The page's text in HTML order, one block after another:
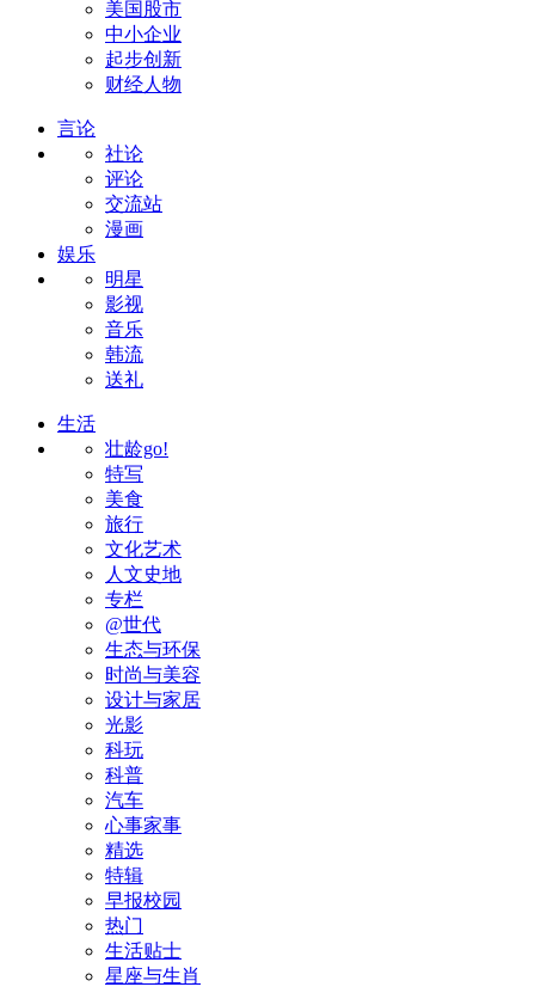
美国股市
中小企业
起步创新
财经人物
言论
社论
评论
交流站
漫画
娱乐
明星
影视
音乐
韩流
送礼
生活
壮龄go!
特写
美食
旅行
文化艺术
人文史地
专栏
@世代
生态与环保
时尚与美容
设计与家居
光影
科玩
科普
汽车
心事家事
精选
特辑
早报校园
热门
生活贴士
星座与生肖